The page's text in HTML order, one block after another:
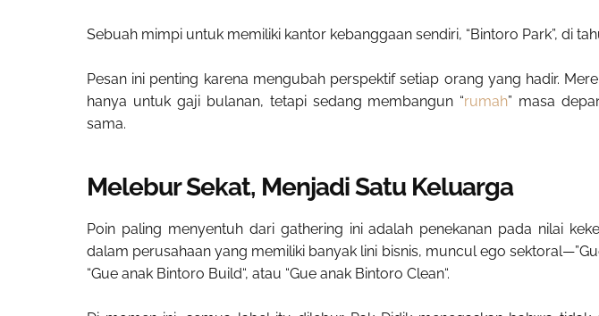
Sebuah mimpi untuk memiliki kantor kebanggaan sendiri, “Bintoro Park”, di
Pesan ini penting karena mengubah perspektif setiap orang yang hadir.
hanya untuk gaji bulanan, tetapi sedang membangun “rumah” masa
sama.
Melebur Sekat, Menjadi Satu Keluarga
Poin paling menyentuh dari gathering ini adalah penekanan pada nilai
dalam perusahaan yang memiliki banyak lini bisnis, muncul ego
“Gue anak Bintoro Build“, atau “Gue anak Bintoro Clean“.